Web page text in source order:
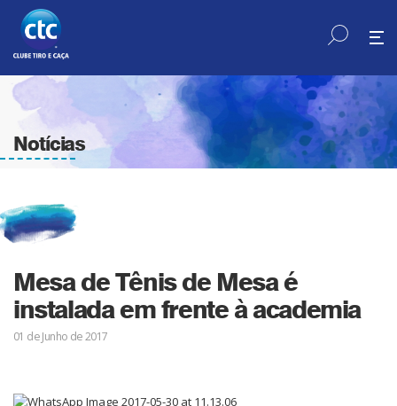
Notícias
Mesa de Tênis de Mesa é
instalada em frente à academia
01 de Junho de 2017